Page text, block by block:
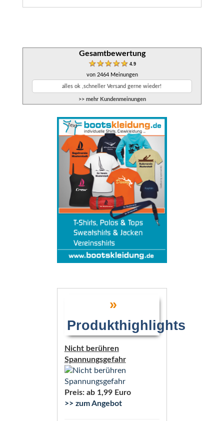
Gesamtbewertung
4.9
von 2464 Meinungen
alles ok ,schneller Versand gerne wieder!
>> mehr Kundenmeinungen
»
Produkthighlights
Nicht berühren
Spannungsgefahr
Preis: ab 1,99 Euro
>> zum Angebot